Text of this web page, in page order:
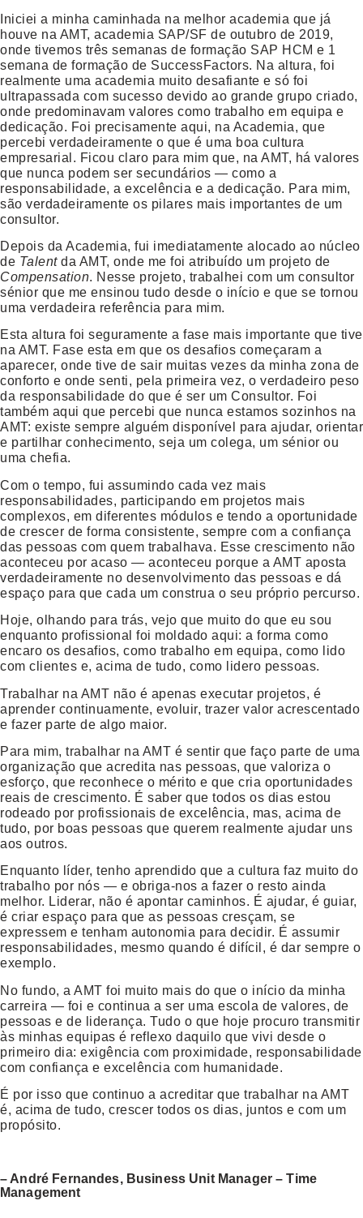
Iniciei a minha caminhada na melhor academia que já
houve na AMT, academia SAP/SF de outubro de 2019,
onde tivemos três semanas de formação SAP HCM e 1
semana de formação de SuccessFactors. Na altura, foi
realmente uma academia muito desafiante e só foi
ultrapassada com sucesso devido ao grande grupo criado,
onde predominavam valores como trabalho em equipa e
dedicação. Foi precisamente aqui, na Academia, que
percebi verdadeiramente o que é uma boa cultura
empresarial. Ficou claro para mim que, na AMT, há valores
que nunca podem ser secundários — como a
responsabilidade, a excelência e a dedicação. Para mim,
são verdadeiramente os pilares mais importantes de um
consultor.
Depois da Academia, fui imediatamente alocado ao núcleo
de Talentda AMT, onde me foi atribuído um projeto de
Compensation. Nesse projeto, trabalhei com um consultor
sénior que me ensinou tudo desde o início e que se tornou
uma verdadeira referência para mim.
Esta altura foi seguramente a fase mais importante que tive
na AMT. Fase esta em que os desafios começaram a
aparecer, onde tive de sair muitas vezes da minha zona de
conforto e onde senti, pela primeira vez, o verdadeiro peso
da responsabilidade do que é ser um Consultor. Foi
também aqui que percebi que nunca estamos sozinhos na
AMT: existe sempre alguém disponível para ajudar, orientar
e partilhar conhecimento, seja um colega, um sénior ou
uma chefia.
Com o tempo, fui assumindo cada vez mais
responsabilidades, participando em projetos mais
complexos, em diferentes módulos e tendo a oportunidade
de crescer de forma consistente, sempre com a confiança
das pessoas com quem trabalhava. Esse crescimento não
aconteceu por acaso — aconteceu porque a AMT aposta
verdadeiramente no desenvolvimento das pessoas e dá
espaço para que cada um construa o seu próprio percurso.
Hoje, olhando para trás, vejo que muito do que eu sou
enquanto profissional foi moldado aqui: a forma como
encaro os desafios, como trabalho em equipa, como lido
com clientes e, acima de tudo, como lidero pessoas.
Trabalhar na AMT não é apenas executar projetos, é
aprender continuamente, evoluir, trazer valor acrescentado
e fazer parte de algo maior.
Para mim, trabalhar na AMT é sentir que faço parte de uma
organização que acredita nas pessoas, que valoriza o
esforço, que reconhece o mérito e que cria oportunidades
reais de crescimento. É saber que todos os dias estou
rodeado por profissionais de excelência, mas, acima de
tudo, por boas pessoas que querem realmente ajudar uns
aos outros.
Enquanto líder, tenho aprendido que a cultura faz muito do
trabalho por nós — e obriga-nos a fazer o resto ainda
melhor. Liderar, não é apontar caminhos. É ajudar, é guiar,
é criar espaço para que as pessoas cresçam, se
expressem e tenham autonomia para decidir. É assumir
responsabilidades, mesmo quando é difícil, é dar sempre o
exemplo.
No fundo, a AMT foi muito mais do que o início da minha
carreira — foi e continua a ser uma escola de valores, de
pessoas e de liderança. Tudo o que hoje procuro transmitir
às minhas equipas é reflexo daquilo que vivi desde o
primeiro dia: exigência com proximidade, responsabilidade
com confiança e excelência com humanidade.
É por isso que continuo a acreditar que trabalhar na AMT
é, acima de tudo, crescer todos os dias, juntos e com um
propósito.
– André Fernandes, Business Unit Manager – Time
Management